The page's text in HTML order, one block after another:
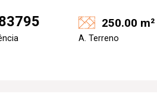
250.00 m²
A. Terreno